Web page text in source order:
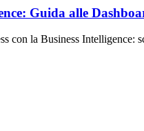
Guida alle
con la Business